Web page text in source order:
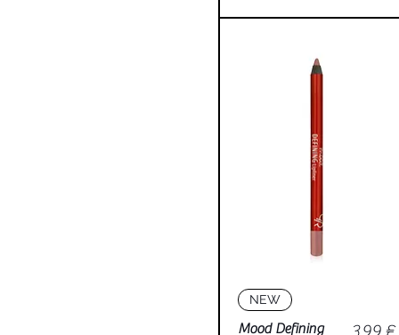
Vista rápida
NEW
Mood Defining Precio